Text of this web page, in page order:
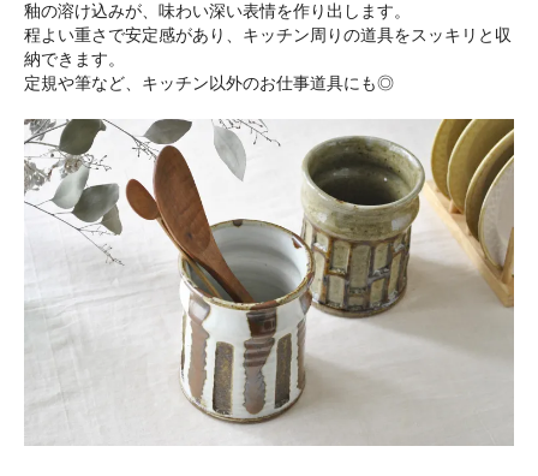
釉の溶け込みが、味わい深い表情を作り出します。
程よい重さで安定感があり、キッチン周りの道具をスッキリと収
納できます。
定規や筆など、キッチン以外のお仕事道具にも◎